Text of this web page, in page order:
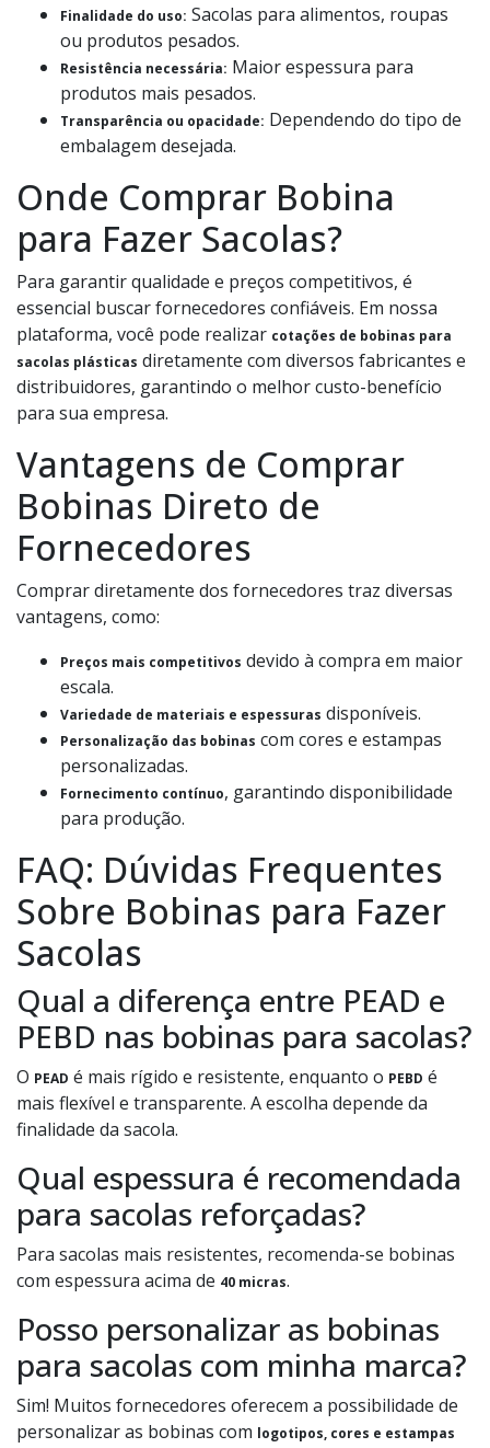
Finalidade do uso: Sacolas para alimentos, roupas
ou produtos pesados.
Resistência necessária: Maior espessura para
produtos mais pesados.
Transparência ou opacidade: Dependendo do tipo de
embalagem desejada.
Onde Comprar Bobina
para Fazer Sacolas?
Para garantir qualidade e preços competitivos, é
essencial buscar fornecedores confiáveis. Em nossa
plataforma, você pode realizar cotações de bobinas para
sacolas plásticas diretamente com diversos fabricantes e
distribuidores, garantindo o melhor custo-benefício
para sua empresa.
Vantagens de Comprar
Bobinas Direto de
Fornecedores
Comprar diretamente dos fornecedores traz diversas
vantagens, como:
Preços mais competitivos devido à compra em maior
escala.
Variedade de materiais e espessuras disponíveis.
Personalização das bobinas com cores e estampas
personalizadas.
Fornecimento contínuo, garantindo disponibilidade
para produção.
FAQ: Dúvidas Frequentes
Sobre Bobinas para Fazer
Sacolas
Qual a diferença entre PEAD e
PEBD nas bobinas para sacolas?
O PEAD é mais rígido e resistente, enquanto o PEBD é
mais flexível e transparente. A escolha depende da
finalidade da sacola.
Qual espessura é recomendada
para sacolas reforçadas?
Para sacolas mais resistentes, recomenda-se bobinas
com espessura acima de 40 micras.
Posso personalizar as bobinas
para sacolas com minha marca?
Sim! Muitos fornecedores oferecem a possibilidade de
personalizar as bobinas com logotipos, cores e estampas